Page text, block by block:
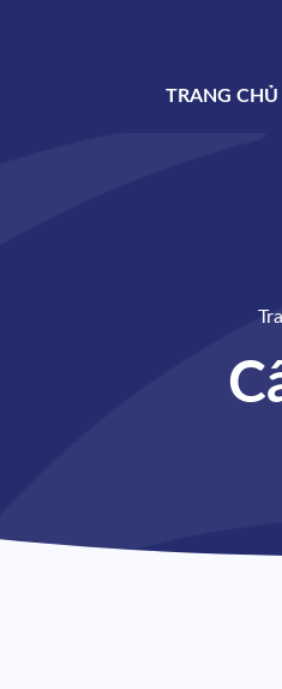
TRANG CHỦ